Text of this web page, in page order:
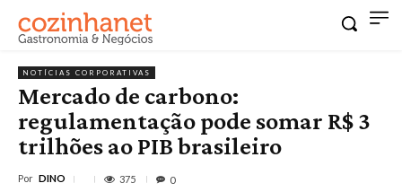
NOTÍCIAS CORPORATIVAS
Mercado de carbono:
regulamentação pode somar R$ 3
trilhões ao PIB brasileiro
Por DINO 375 0